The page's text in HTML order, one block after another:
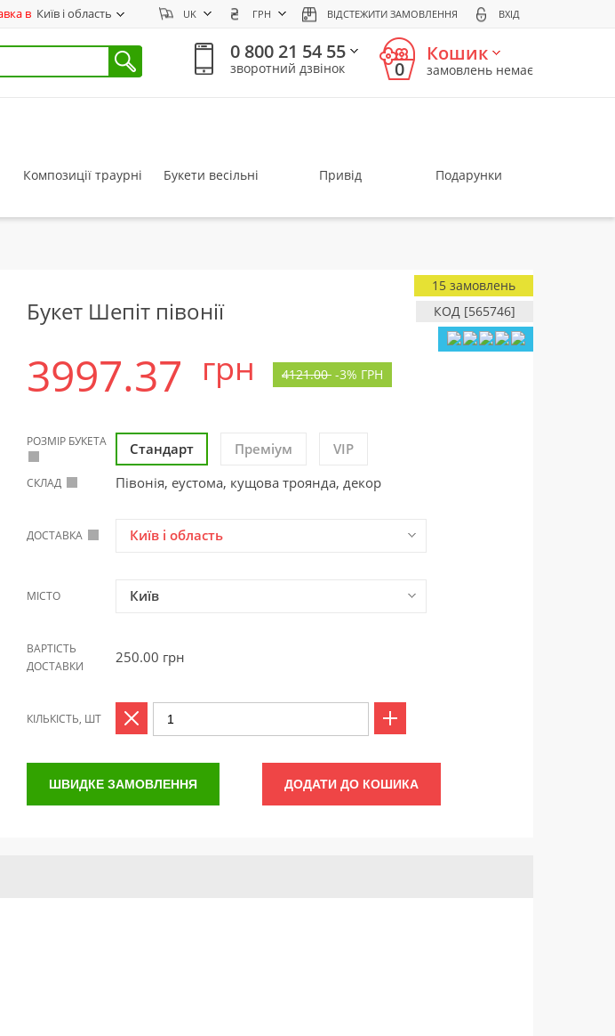
в Київ і область UK ГРН ВІДСТЕЖИТИ ЗАМОВЛЕННЯ ВХІД
0 800 21 54 55
зворотний дзвінок 0
Кошик
замовлень немає
Композиції траурні Букети весільні Привід Подарунки
Букет Шепіт півонії КОД [565746]
15 замовлень
3997.37 грн 4121.00 -3% ГРН
РОЗМІР БУКЕТА Стандарт Преміум VIP
СКЛАД Півонія, еустома, кущова троянда, декор
ДОСТАВКА Київ і область
МІСТО Київ
ВАРТІСТЬ
ДОСТАВКИ
250.00 грн
КІЛЬКІСТЬ, ШТ
ШВИДКЕ ЗАМОВЛЕННЯ ДОДАТИ ДО КОШИКА